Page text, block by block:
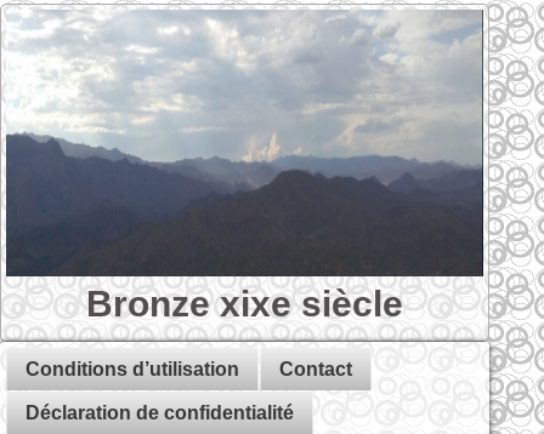
Bronze xixe siècle
Conditions d’utilisation Contact
Déclaration de confidentialité